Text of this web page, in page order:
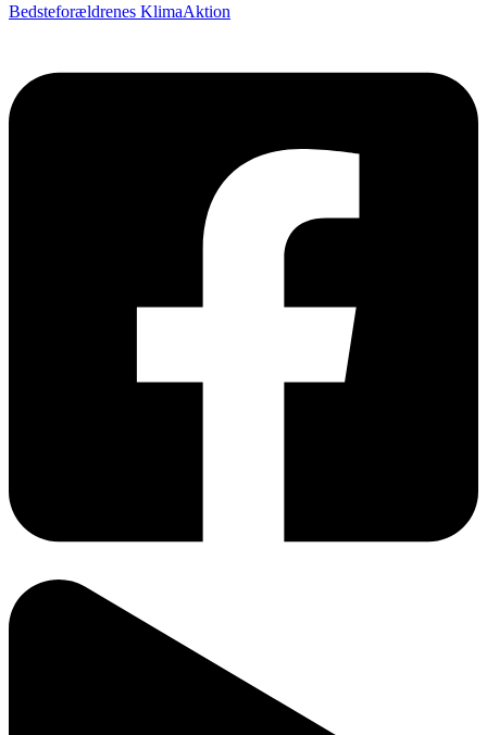
Bedsteforældrenes KlimaAktion​